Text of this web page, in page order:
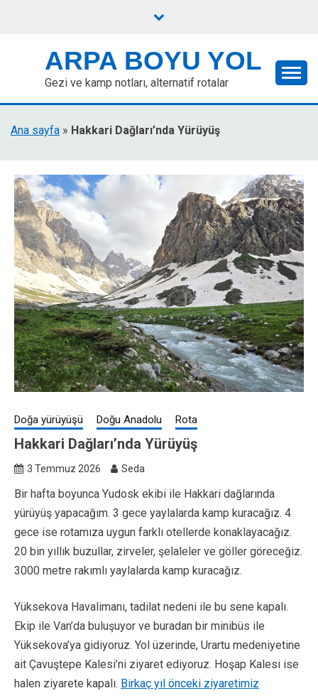
ARPA BOYU YOL
Gezi ve kamp notları, alternatif rotalar
Ana sayfa » Hakkari Dağları’nda Yürüyüş
Doğa yürüyüşü Doğu Anadolu Rota
Hakkari Dağları’nda Yürüyüş
3 Temmuz 2026 Seda
Bir hafta boyunca Yudosk ekibi ile Hakkari dağlarında
yürüyüş yapacağım. 3 gece yaylalarda kamp kuracağız. 4
gece ise rotamıza uygun farklı otellerde konaklayacağız.
20 bin yıllık buzullar, zirveler, şelaleler ve göller göreceğiz.
3000 metre rakımlı yaylalarda kamp kuracağız.
Yüksekova Havalimanı, tadilat nedeni ile bu sene kapalı.
Ekip ile Van’da buluşuyor ve buradan bir minibüs ile
Yüksekova’ya gidiyoruz. Yol üzerinde, Urartu medeniyetine
ait Çavuştepe Kalesi’ni ziyaret ediyoruz. Hoşap Kalesi ise
halen ziyarete kapalı. Birkaç yıl önceki ziyaretimiz